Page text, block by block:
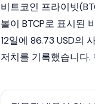
비트코인 프라이빗
볼이 BTCP로 표시된
12일에 86.73 USD의
저치를 기록했습니다.